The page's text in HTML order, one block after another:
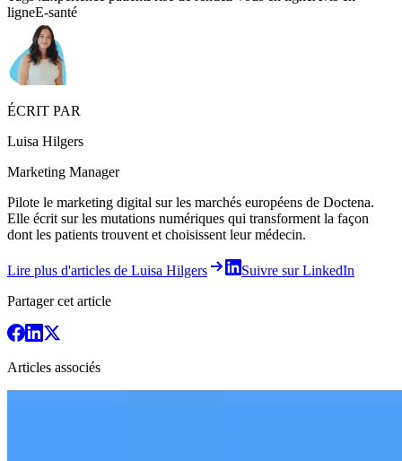
ligneE-santé
ÉCRIT PAR
Luisa Hilgers
Marketing Manager
Pilote le marketing digital sur les marchés européens de Doctena.
Elle écrit sur les mutations numériques qui transforment la façon
dont les patients trouvent et choisissent leur médecin.
Lire plus d'articles de Luisa Hilgers
Suivre sur LinkedIn
Partager cet article
Articles associés